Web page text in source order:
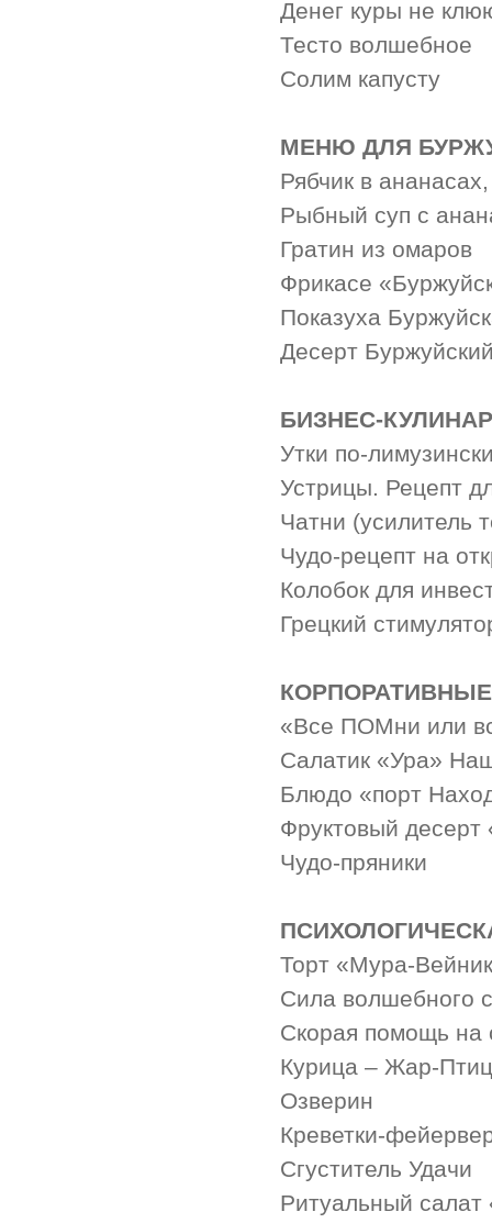
Денег куры не
Тесто волшебное
Солим капусту
МЕНЮ ДЛЯ
Рябчик в
Рыбный суп с
Гратин из омаров
Фрикасе
Показуха
Десерт
БИЗНЕС-
Утки по-
Устрицы. Рецепт
Чатни (усилитель
Чудо-рецепт на
Колобок для
Грецкий
«Все ПОМни или
Салатик «Ура»
Блюдо «порт
Фруктовый
Чудо-пряники
Торт «Мура-
Сила волшебного
Скорая помощь на
Курица – Жар-
Озверин
Креветки-
Сгуститель Удачи
Ритуальный салат